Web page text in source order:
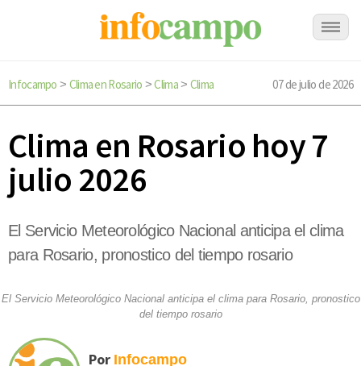
Infocampo > Clima en Rosario >Clima> Clima 07 de julio de 2026
Clima en Rosario hoy 7
julio 2026
El Servicio Meteorológico Nacional anticipa el clima
para Rosario, pronostico del tiempo rosario
El Servicio Meteorológico Nacional anticipa el clima para Rosario, pronostico
del tiempo rosario
Por Infocampo